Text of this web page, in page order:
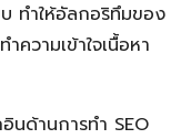
ทำให้อัลกอริทึมของ
ความเข้าใจเนื้อหา
นด้านการทำ SEO